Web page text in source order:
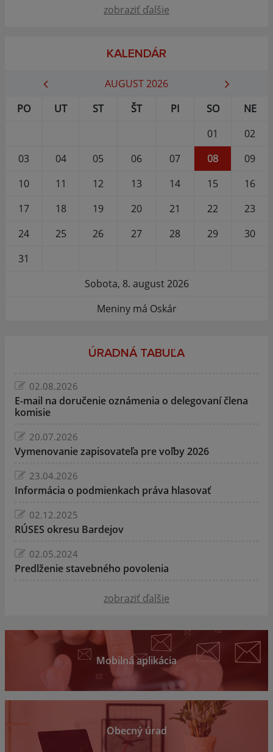
zobraziť ďalšie
KALENDÁR
AUGUST 2026
PO
UT ST ŠT PI SO
NE
01
02
03
04 05 06 07 08
09
10
11 12 13 14 15
16
17
18 19 20 21 22
23
24
25 26 27 28 29
30
31
Sobota, 8. august 2026
Meniny má Oskár
ÚRADNÁ TABUĽA
02.08.2026
E-mail na doručenie oznámenia o delegovaní člena
komisie
20.07.2026
Vymenovanie zapisovateľa pre voľby 2026
23.04.2026
Informácia o podmienkach práva hlasovať
02.12.2025
RÚSES okresu Bardejov
02.05.2024
Predlženie stavebného povolenia
zobraziť ďalšie
Mobilná aplikácia
Obecný úrad